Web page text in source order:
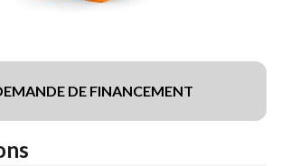
DE FINANCEMENT